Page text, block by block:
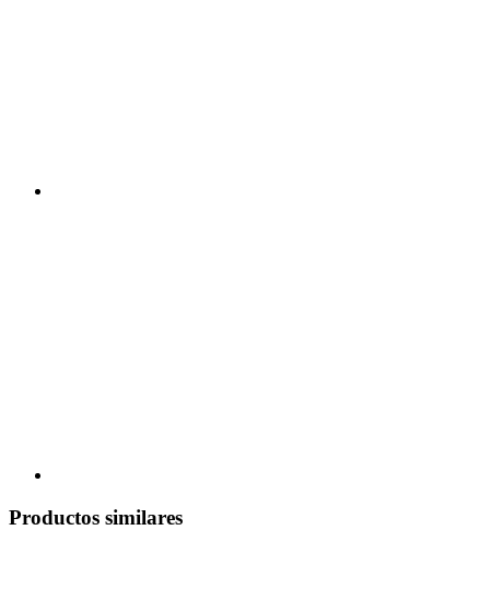
Productos similares